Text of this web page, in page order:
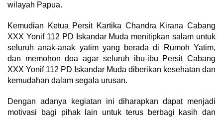
wilayah Papua.
Kemudian Ketua Persit Kartika Chandra Kirana Cabang
XXX Yonif 112 PD Iskandar Muda menitipkan salam untuk
seluruh anak-anak yatim yang berada di Rumoh Yatim,
dan memohon doa agar seluruh ibu-ibu Persit Cabang
XXX Yonif 112 PD Iskandar Muda diberikan kesehatan dan
kemudahan dalam segala urusan.
Dengan adanya kegiatan ini diharapkan dapat menjadi
motivasi bagi pihak lain untuk terus berbagi kasih dan